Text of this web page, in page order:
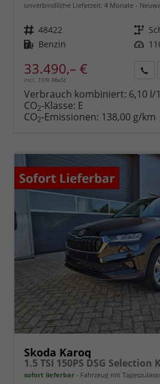
unverbindliche Lieferzeit: 4 Monate
Fahrzeugnr. 48422 Getriebe
Kraftstoff Benzin Leistung
33.490,– €
incl. 19% MwSt.
Verbrauch kombiniert: 6,10 l/
CO2-Klasse: E
CO2-Emissionen: 138,00 g/km
Skoda Karoq
sofort lieferbar Fahrzeug mit